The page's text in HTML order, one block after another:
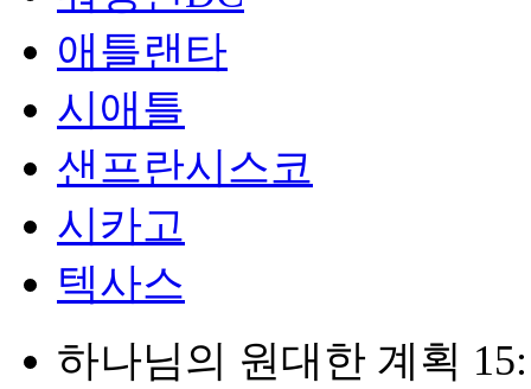
애틀랜타
시애틀
샌프란시스코
시카고
텍사스
하나님의 원대한 계획